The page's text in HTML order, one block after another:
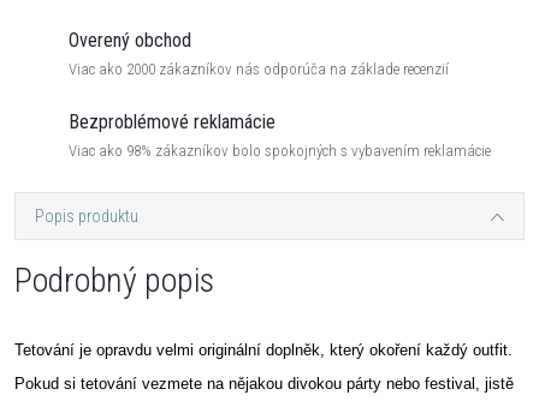
Overený obchod
Viac ako 2000 zákazníkov nás odporúča na základe recenzií
Bezproblémové reklamácie
Viac ako 98% zákazníkov bolo spokojných s vybavením reklamácie
Popis produktu
Podrobný popis
Tetování je opravdu velmi originální doplněk, který okoření každý outfit.
Pokud si tetování vezmete na nějakou divokou párty nebo festival, jistě